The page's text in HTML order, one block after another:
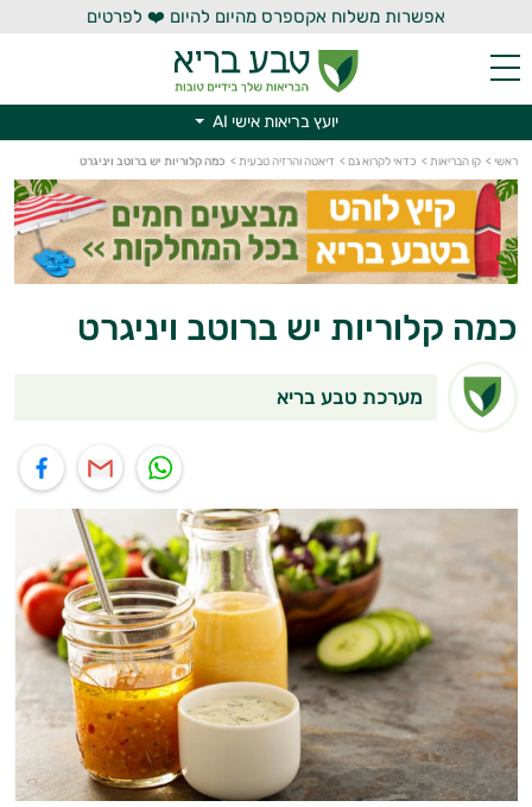
אפשרות משלוח אקספרס מהיום להיום ❤️ לפרטים
יועץ בריאות אישי AI
ראשי > קו הבריאות > כדאי לקרוא גם > דיאטה והרזיה טבעית > כמה קלוריות יש ברוטב ויניגרט
כמה קלוריות יש ברוטב ויניגרט
מערכת טבע בריא
יועץ בריאות אישי AI